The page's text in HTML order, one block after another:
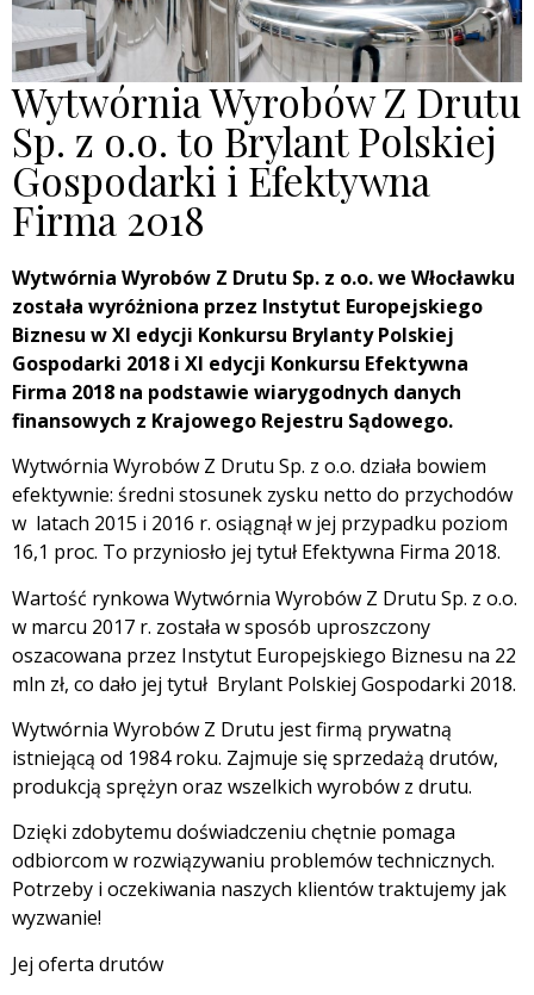
Wytwórnia Wyrobów Z Drutu
Sp. z o.o. to Brylant Polskiej
Gospodarki i Efektywna
Firma 2018
Wytwórnia Wyrobów Z Drutu Sp. z o.o. we Włocławku
została wyróżniona przez Instytut Europejskiego
Biznesu w XI edycji Konkursu Brylanty Polskiej
Gospodarki 2018 i XI edycji Konkursu Efektywna
Firma 2018 na podstawie wiarygodnych danych
finansowych z Krajowego Rejestru Sądowego.
Wytwórnia Wyrobów Z Drutu Sp. z o.o. działa bowiem
efektywnie: średni stosunek zysku netto do przychodów
w latach 2015 i 2016 r. osiągnął w jej przypadku poziom
16,1 proc. To przyniosło jej tytuł Efektywna Firma 2018.
Wartość rynkowa Wytwórnia Wyrobów Z Drutu Sp. z o.o.
w marcu 2017 r. została w sposób uproszczony
oszacowana przez Instytut Europejskiego Biznesu na 22
mln zł, co dało jej tytuł Brylant Polskiej Gospodarki 2018.
Wytwórnia Wyrobów Z Drutu jest firmą prywatną
istniejącą od 1984 roku. Zajmuje się sprzedażą drutów,
produkcją sprężyn oraz wszelkich wyrobów z drutu.
Dzięki zdobytemu doświadczeniu chętnie pomaga
odbiorcom w rozwiązywaniu problemów technicznych.
Potrzeby i oczekiwania naszych klientów traktujemy jak
wyzwanie!
Jej oferta drutów